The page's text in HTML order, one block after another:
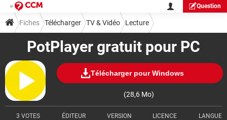
Question
PotPlayer gratuit pour PC
Télécharger pour Windows
(28,6 Mo)
3 VOTES ÉDITEUR VERSION LICENCE LANGUE
Fiches Télécharger TV & Vidéo Lecture